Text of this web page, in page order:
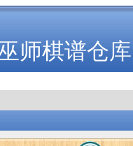
师棋谱仓库